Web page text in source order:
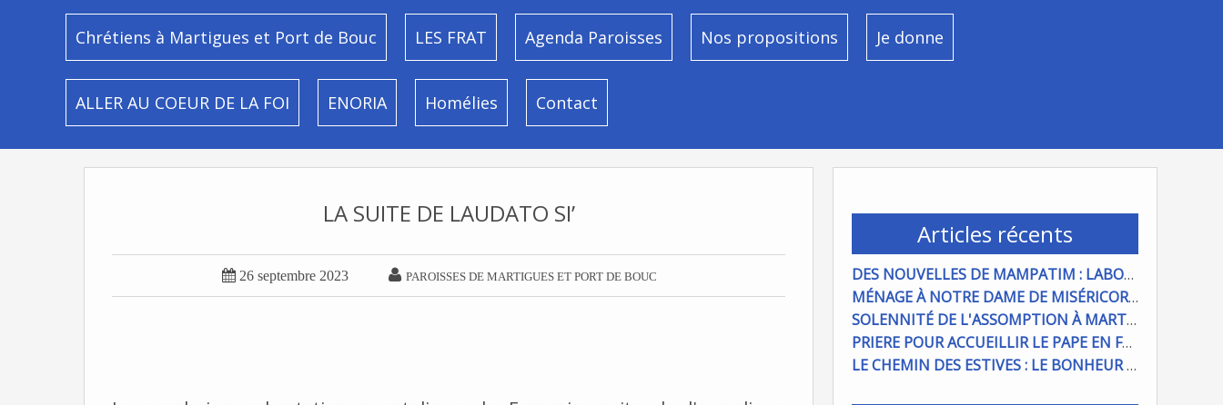
Chrétiens à Martigues et Port de Bouc LES FRAT Agenda Paroisses Nos propositions Je donne
ALLER AU COEUR DE LA FOI ENORIA Homélies Contact
Articles récents
DES NOUVELLES DE MAMPATIM : LABOUR DU CHAMP PAROISSIAL
MÉNAGE À NOTRE DAME DE MISÉRICORDE : ON COMPTE SUR VOUS !
SOLENNITÉ DE L'ASSOMPTION À MARTIGUES ET PORT DE BOUC
PRIERE POUR ACCUEILLIR LE PAPE EN FRANCE
LE CHEMIN DES ESTIVES : LE BONHEUR À PORTÉE DE MAIN
LA SUITE DE LAUDATO SI’
 26 septembre 2023  PAROISSES DE MARTIGUES ET PORT DE BOUC